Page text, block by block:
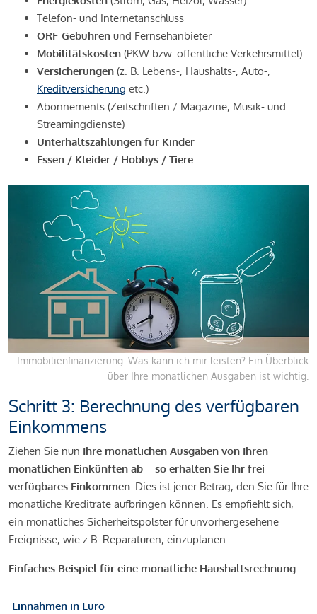
Telefon- und Internetanschluss
ORF-Gebühren und Fernsehanbieter
Mobilitätskosten (PKW bzw. öffentliche Verkehrsmittel)
Versicherungen (z. B. Lebens-, Haushalts-, Auto-,
Kreditversicherung etc.)
Abonnements (Zeitschriften / Magazine, Musik- und
Streamingdienste)
Unterhaltszahlungen für Kinder
Essen / Kleider / Hobbys / Tiere.
Immobilienfinanzierung: Was kann ich mir leisten? Ein Überblick
über Ihre monatlichen Ausgaben ist wichtig.
Schritt 3: Berechnung des verfügbaren
Einkommens
Ziehen Sie nun Ihre monatlichen Ausgaben von Ihren
monatlichen Einkünften ab – so erhalten Sie Ihr frei
verfügbares Einkommen. Dies ist jener Betrag, den Sie für Ihre
monatliche Kreditrate aufbringen können. Es empfiehlt sich,
ein monatliches Sicherheitspolster für unvorhergesehene
Ereignisse, wie z.B. Reparaturen, einzuplanen.
Einfaches Beispiel für eine monatliche Haushaltsrechnung:
Einnahmen in Euro